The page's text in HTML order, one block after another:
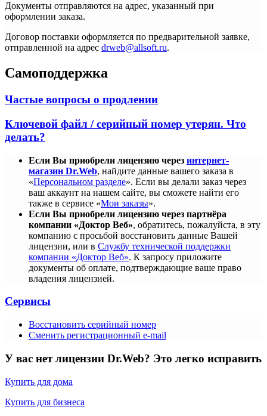
Документы отправляются на адрес, указанный при
оформлении заказа.
Договор поставки оформляется по предварительной заявке,
отправленной на адрес drweb@allsoft.ru.
Самоподдержка
Частые вопросы о продлении
Ключевой файл / серийный номер утерян. Что
делать?
Если Вы приобрели лицензию через интернет-
магазин Dr.Web, найдите данные вашего заказа в
«Персональном разделе». Если вы делали заказ через
ваш аккаунт на нашем сайте, вы сможете найти его
также в сервисе «Мои заказы».
Если Вы приобрели лицензию через партнёра
компании «Доктор Веб», обратитесь, пожалуйста, в эту
компанию с просьбой восстановить данные Вашей
лицензии, или в Службу технической поддержки
компании «Доктор Веб». К запросу приложите
документы об оплате, подтверждающие ваше право
владения лицензией.
Сервисы
Восстановить серийный номер
Сменить регистрационный e-mail
У вас нет лицензии Dr.Web? Это легко исправить
Купить для дома
Купить для бизнеса